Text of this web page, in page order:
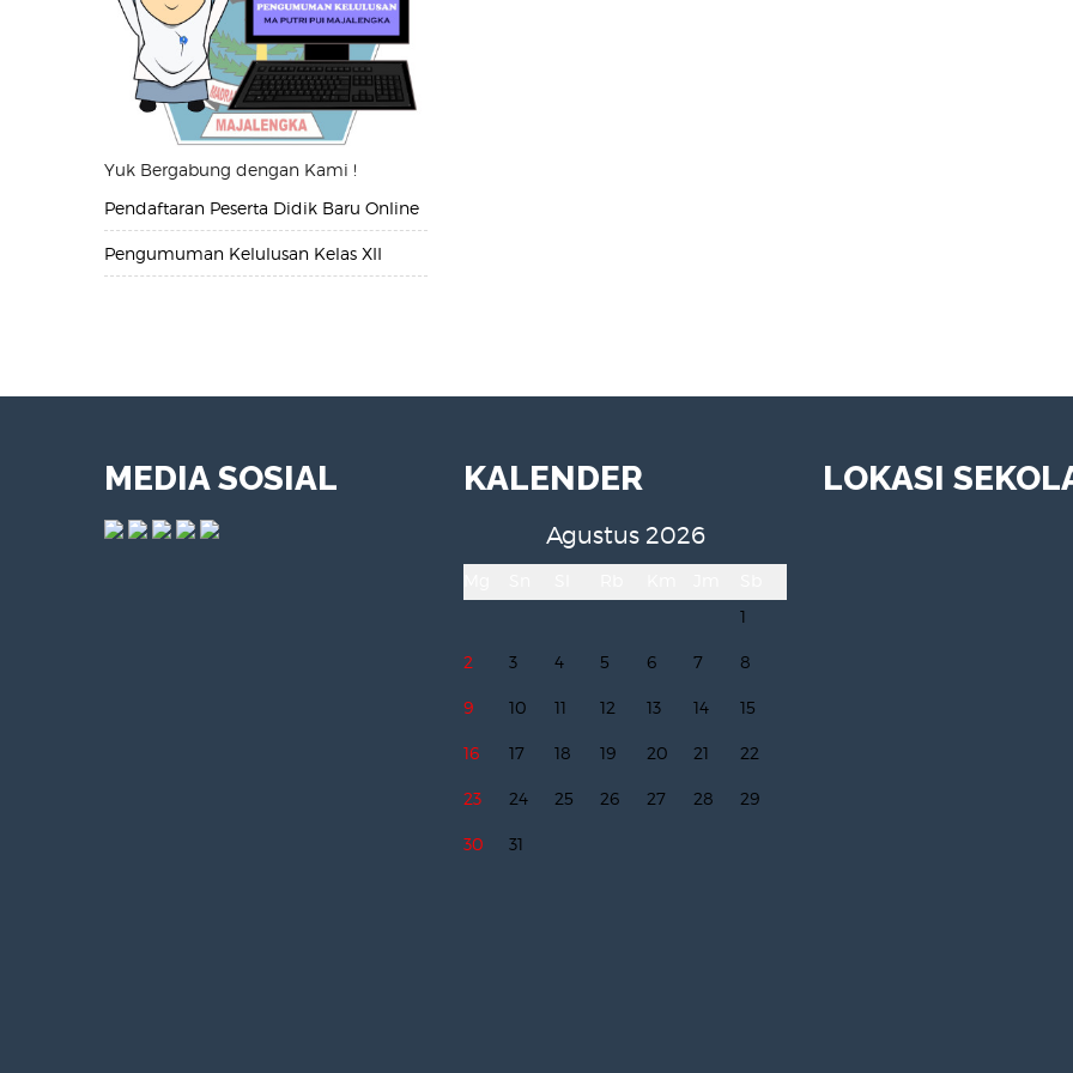
Yuk Bergabung dengan Kami !
Pendaftaran Peserta Didik Baru Online
Pengumuman Kelulusan Kelas XII
MEDIA SOSIAL KALENDER
Agustus 2026
1
2 3 4 5 6 7 8
9 10 11 12 13 14 15
16 17 18 19 20 21 22
23 24 25 26 27 28 29
30 31
LOKASI